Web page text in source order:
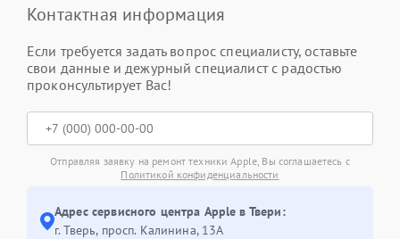
Контактная информация
Если требуется задать вопрос специалисту, оставьте
свои данные и дежурный специалист с радостью
проконсультирует Вас!
Отправляя заявку на ремонт техники Apple, Вы соглашаетесь с
Политикой конфиденциальности
Адрес сервисного центра Apple в Твери:
г. Тверь, просп. Калинина, 13А